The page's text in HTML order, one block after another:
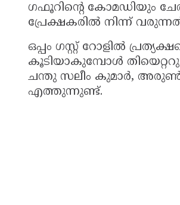
ഗഫൂറിന്റെ കോമഡിയും
പ്രേക്ഷകരിൽ നിന്ന്
ഒപ്പം ഗസ്റ്റ് റോളിൽ
കൂടിയാകുമ്പോൾ
ചന്തു സലീം കുമാർ, അരുൺ
എത്തുന്നുണ്ട്.